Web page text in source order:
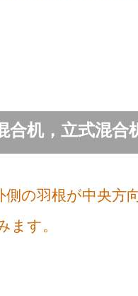
合机，立式混合
の羽根が中央方
す。